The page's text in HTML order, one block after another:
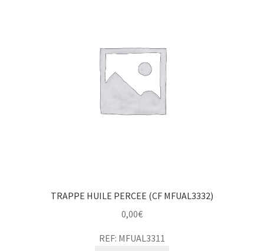
TRAPPE HUILE PERCEE (CF MFUAL3332)
0,00€
REF: MFUAL3311